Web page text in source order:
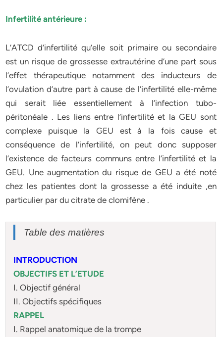
Infertilité antérieure :
L’ATCD d’infertilité qu’elle soit primaire ou secondaire
est un risque de grossesse extrautérine d’une part sous
l’effet thérapeutique notamment des inducteurs de
l’ovulation d’autre part à cause de l’infertilité elle-même
qui serait liée essentiellement à l’infection tubo-
péritonéale . Les liens entre l’infertilité et la GEU sont
complexe puisque la GEU est à la fois cause et
conséquence de l’infertilité, on peut donc supposer
l’existence de facteurs communs entre l’infertilité et la
GEU. Une augmentation du risque de GEU a été noté
chez les patientes dont la grossesse a été induite ,en
particulier par du citrate de clomifène .
Table des matières
INTRODUCTION
OBJECTIFS ET L’ETUDE
I. Objectif général
II. Objectifs spécifiques
RAPPEL
I. Rappel anatomique de la trompe